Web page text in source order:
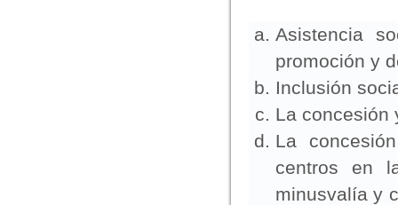
Asistencia
promoción y
Inclusión
La concesión
La
centros en
minusvalía y